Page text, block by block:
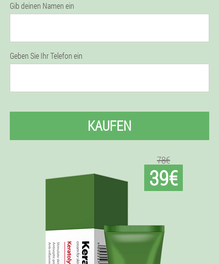
Gib deinen Namen ein
Geben Sie Ihr Telefon ein
KAUFEN
78€
39€